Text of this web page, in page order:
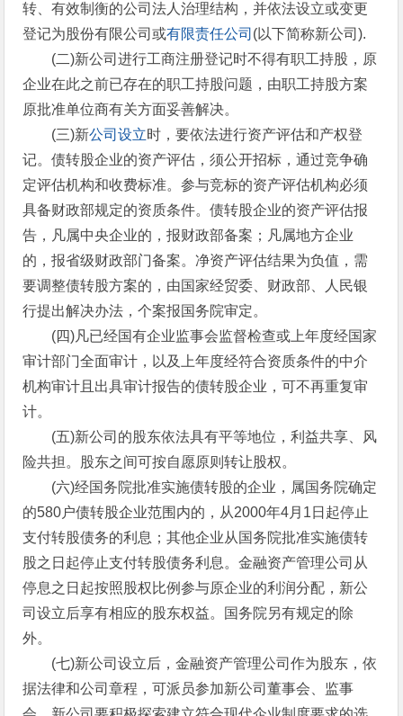
转、有效制衡的公司法人治理结构，并依法设立或变更
登记为股份有限公司或有限责任公司 (以下简称新公司).
(二)新公司进行工商注册登记时不得有职工持股，原
企业在此之前已存在的职工持股问题，由职工持股方案
原批准单位商有关方面妥善解决。
(三)新公司设立时，要依法进行资产评估和产权登
记。债转股企业的资产评估，须公开招标，通过竞争确
定评估机构和收费标准。参与竞标的资产评估机构必须
具备财政部规定的资质条件。债转股企业的资产评估报
告，凡属中央企业的，报财政部备案；凡属地方企业
的，报省级财政部门备案。净资产评估结果为负值，需
要调整债转股方案的，由国家经贸委、财政部、人民银
行提出解决办法，个案报国务院审定。
(四)凡已经国有企业监事会监督检查或上年度经国家
审计部门全面审计，以及上年度经符合资质条件的中介
机构审计且出具审计报告的债转股企业，可不再重复审
计。
(五)新公司的股东依法具有平等地位，利益共享、风
险共担。股东之间可按自愿原则转让股权。
(六)经国务院批准实施债转股的企业，属国务院确定
的580户债转股企业范围内的，从2000年4月1日起停止
支付转股债务的利息；其他企业从国务院批准实施债转
股之日起停止支付转股债务利息。金融资产管理公司从
停息之日起按照股权比例参与原企业的利润分配，新公
司设立后享有相应的股东权益。国务院另有规定的除
外。
(七)新公司设立后，金融资产管理公司作为股东，依
据法律和公司章程，可派员参加新公司董事会、监事